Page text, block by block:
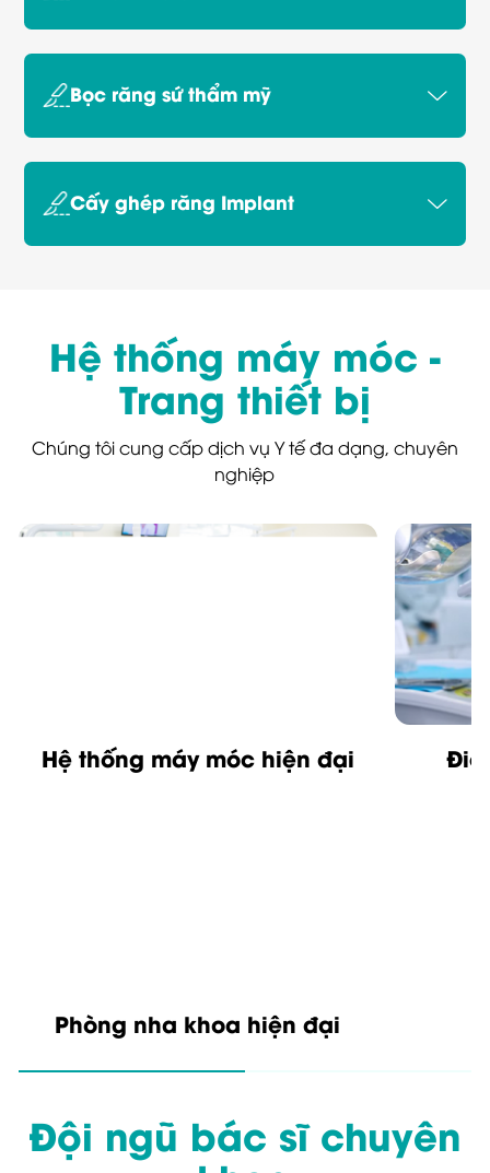
Bọc răng sứ thẩm mỹ
Cấy ghép răng Implant
Hệ thống máy móc -
Trang thiết bị
Chúng tôi cung cấp dịch vụ Y tế đa dạng, chuyên
nghiệp
Hệ thống máy móc hiện đại
Phòng nha khoa hiện đại
Đội ngũ bác sĩ chuyên